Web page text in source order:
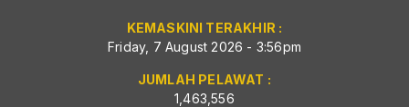
KEMASKINI TERAKHIR :
Friday, 7 August 2026 - 3:56pm
JUMLAH PELAWAT :
1,463,556